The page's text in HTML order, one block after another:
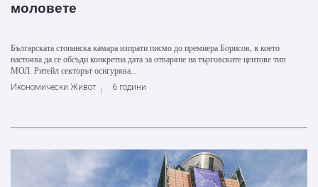
моловете
Българската стопанска камара изпрати писмо до премиера Борисов, в което
настоява да се обсъди конкретна дата за отваряне на търговските центове тип
МОЛ. Ритейл секторът осигурява...
Икономически Живот
6 години